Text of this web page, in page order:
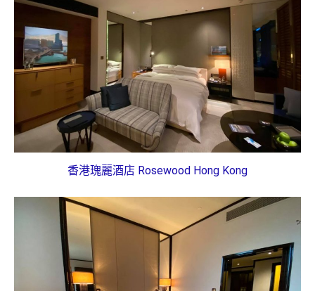
香港瑰麗酒店 Rosewood Hong Kong